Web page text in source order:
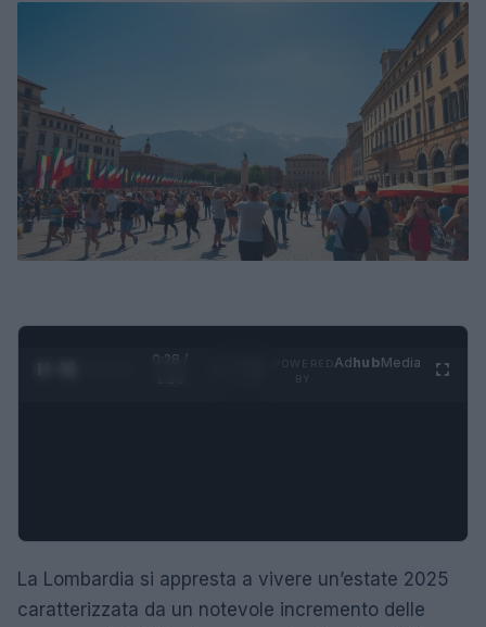
0:28 /
AdhubMedia
La Lombardia si appresta a vivere un’estate 2025
caratterizzata da un notevole incremento delle